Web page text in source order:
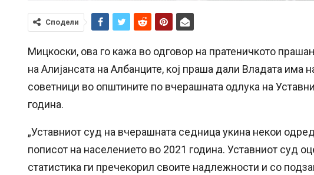
Сподели
Мицкоски, ова го кажа во одговор на пратеничкото
на Алијансата на Албанците, кој праша дали Владата има
советници во општините по вчерашната одлука на
година.
„Уставниот суд на вчерашната седница укина некои
пописот на населението во 2021 година. Уставниот суд
статистика ги пречекорил своите надлежности и со